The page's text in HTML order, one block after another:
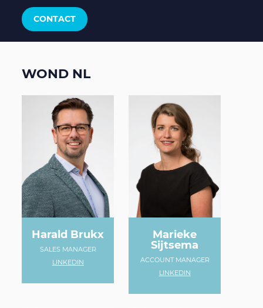
CONTACT
WOND NL
Harald Brukx
SALES MANAGER
LINKEDIN
Marieke
Sijtsema
ACCOUNT MANAGER
LINKEDIN